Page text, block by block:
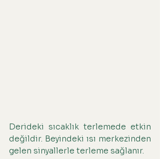
Derideki sıcaklık terlemede etkin
değildir. Beyindeki ısı merkezinden
gelen sinyallerle terleme sağlanır.